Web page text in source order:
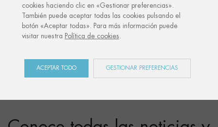
Newsletter
Newsletter
cookies haciendo clic en «Gestionar preferencias».
También puede aceptar todas las cookies pulsando el
botón «Aceptar todas». Para más información puede
visitar nuestra Política de cookies.
ACEPTAR TODO GESTIONAR PREFERENCIAS